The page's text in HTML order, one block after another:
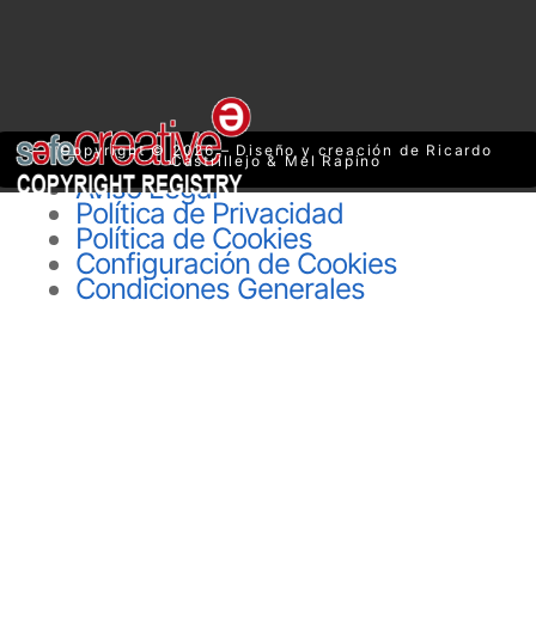
Copyright © 2026 – Diseño y creación de Ricardo
Castrillejo & Mel Rapino
Aviso Legal
Política de Privacidad
Política de Cookies
Configuración de Cookies
Condiciones Generales